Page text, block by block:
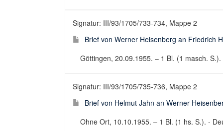
Signatur: III/93/1705/733-734, Mappe 2
Brief von Werner Heisenberg an Friedrich
Göttingen, 20.09.1955. – 1 Bl. (1 masch.
Signatur: III/93/1705/735-736, Mappe 2
Brief von Helmut Jahn an Werner
Ohne Ort, 10.10.1955. – 1 Bl. (1 hs. S.). -